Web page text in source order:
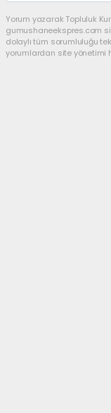
Yorum yazarak Topluluk
gumushaneekspres.com
dolaylı tüm sorumluluğu
yorumlardan site yönetimi